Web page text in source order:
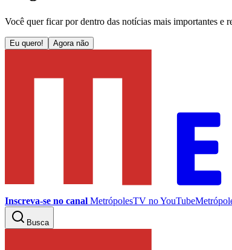
Você quer ficar por dentro das notícias mais importantes e
Eu quero! Agora não
Inscreva-se no canal MetrópolesTV noYouTube
Busca